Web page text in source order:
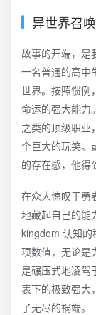
异世界召
故事的开端，是
一名普通的高中
世界。按照惯例
命运的强大能力
之类的顶级职业
个巨大的玩笑。
的存在感，他得
在众人惊叹于勇
地藏起自己的能
kingdom 认知的
项数值，无论是
是碾压式地凌驾
表下的极致强大
了无尽的祸端。